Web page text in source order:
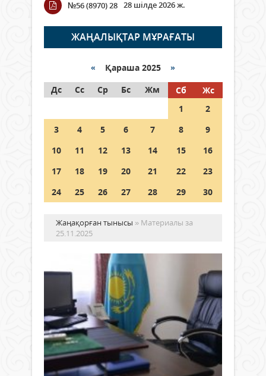
ӨТЕДІ?
06 тамыз 2026 ж. 253
граждане Казахстана,
05 тамыз 2026 ж. 132
Шетелде жүрген Қазақстан
азаматтары қалай дауыс бере
алады?
№56 (8970) 28 28 шілде 2026 ж.
ЖАҢАЛЫҚТАР МҰРАҒАТЫ
« Қараша 2025 »
Дс
Сс Ср Бс Жм Сб
Жс
1
2
3
4 5 6 7 8
9
10
11 12 13 14 15
16
17
18 19 20 21 22
23
24
25 26 27 28 29 30
Жаңақорған тынысы » Материалы за
25.11.2025
Жаңалықтар
25
қараша
2025 ж.
1 157
0
Толығырақ